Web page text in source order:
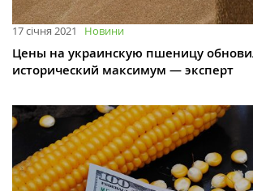
17 січня 2021 Новини
Цены на украинскую пшеницу
исторический максимум — эксперт